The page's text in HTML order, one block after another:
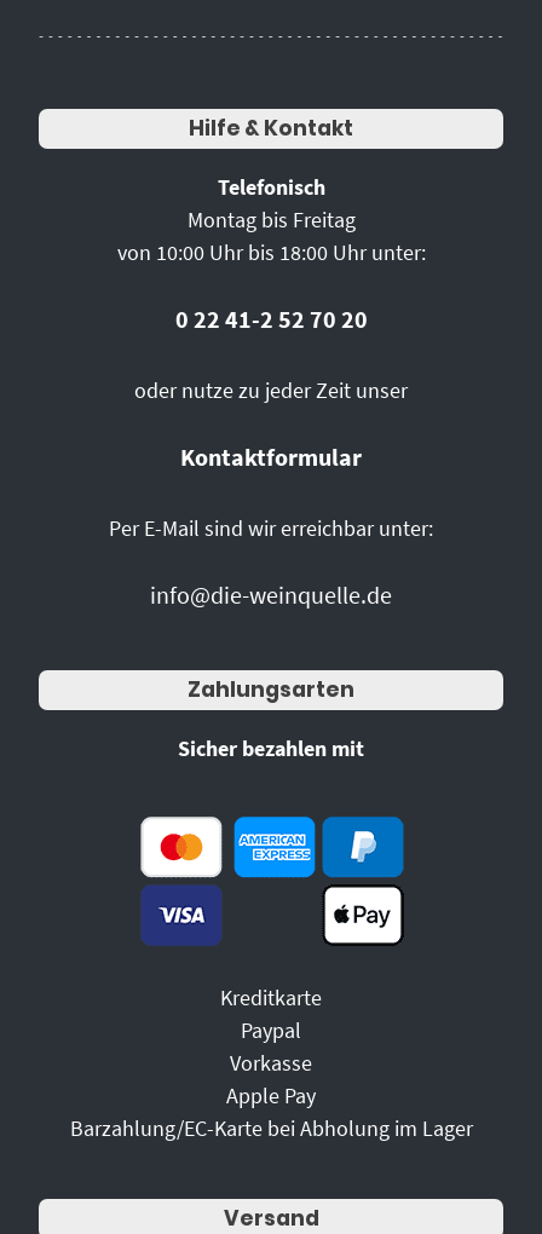
Hilfe & Kontakt
Telefonisch
Montag bis Freitag
von 10:00 Uhr bis 18:00 Uhr unter:
0 22 41-2 52 70 20
oder nutze zu jeder Zeit unser
Kontaktformular
Per E-Mail sind wir erreichbar unter:
info@die-weinquelle.de
Zahlungsarten
Sicher bezahlen mit
Kreditkarte
Paypal
Vorkasse
Apple Pay
Barzahlung/EC-Karte bei Abholung im Lager
Versand